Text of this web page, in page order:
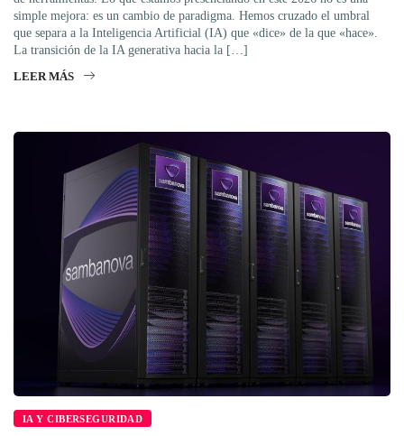
simple mejora: es un cambio de paradigma. Hemos cruzado el umbral
que separa a la Inteligencia Artificial (IA) que «dice» de la que «hace».
La transición de la IA generativa hacia la […]
LEER MÁS
IA Y CIBERSEGURIDAD